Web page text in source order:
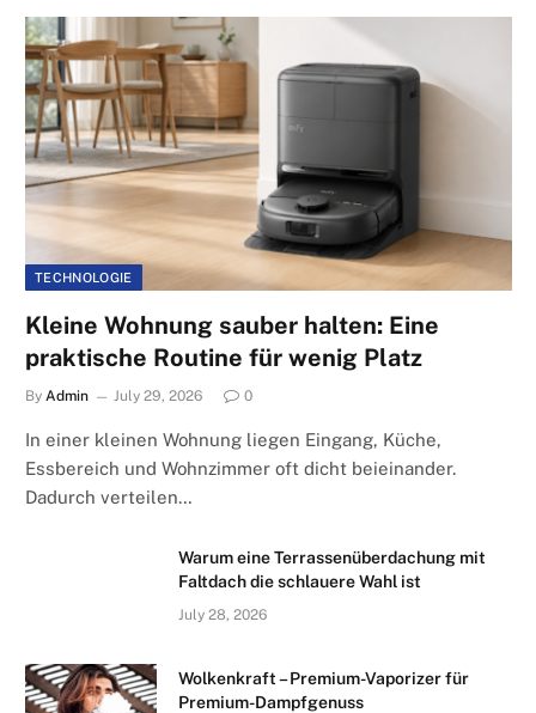
TECHNOLOGIE
Kleine Wohnung sauber halten: Eine
praktische Routine für wenig Platz
By Admin July 29, 2026 0
In einer kleinen Wohnung liegen Eingang, Küche,
Essbereich und Wohnzimmer oft dicht beieinander.
Dadurch verteilen…
Warum eine Terrassenüberdachung mit
Faltdach die schlauere Wahl ist
July 28, 2026
Wolkenkraft – Premium-Vaporizer für
Premium-Dampfgenuss